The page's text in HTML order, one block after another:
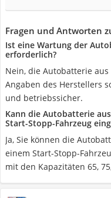
Fragen und Antworten
Ist eine Wartung der
erforderlich?
Nein, die Autobatterie aus
Angaben des Herstellers
und betriebssicher.
Kann die Autobatterie
Start-Stopp-Fahrzeug
Ja, Sie können die
einem Start-Stopp-
mit den Kapazitäten 65,